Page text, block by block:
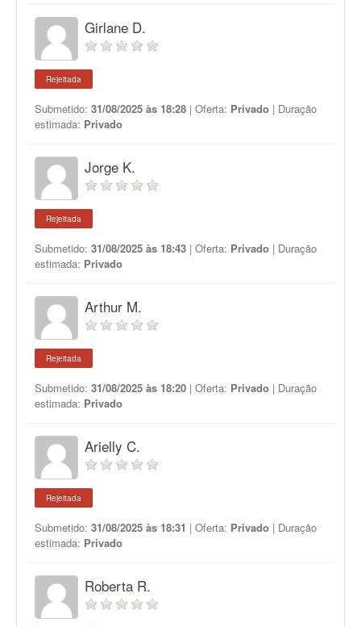
Girlane D.
Rejeitada
Submetido: 31/08/2025 às 18:28 | Oferta: Privado | Duração
estimada: Privado
Jorge K.
Rejeitada
Submetido: 31/08/2025 às 18:43 | Oferta: Privado | Duração
estimada: Privado
Arthur M.
Rejeitada
Submetido: 31/08/2025 às 18:20 | Oferta: Privado | Duração
estimada: Privado
Arielly C.
Rejeitada
Submetido: 31/08/2025 às 18:31 | Oferta: Privado | Duração
estimada: Privado
Roberta R.